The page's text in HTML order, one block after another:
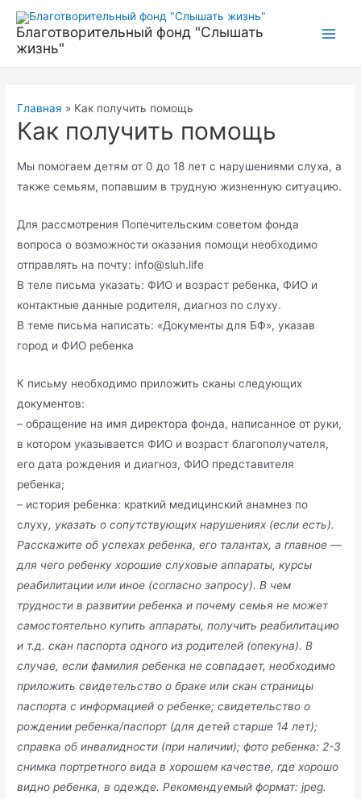
Перейти
содержимому
Благотворительный фонд "Слышать
жизнь"
Главная Как получить помощь
Как получить помощь
Мы помогаем детям от 0 до 18 лет с нарушениями слуха, а
также семьям, попавшим в трудную жизненную ситуацию.
Для рассмотрения Попечительским советом фонда
вопроса о возможности оказания помощи необходимо
отправлять на почту: info@sluh.life
В теле письма указать: ФИО и возраст ребенка, ФИО и
контактные данные родителя, диагноз по слуху.
В теме письма написать: «Документы для БФ», указав
город и ФИО ребенка
К письму необходимо приложить сканы следующих
документов:
– обращение на имя директора фонда, написанное от руки,
в котором указывается ФИО и возраст благополучателя,
его дата рождения и диагноз, ФИО представителя
ребенка;
– история ребенка: краткий медицинский анамнез по
слуху, указать о сопутствующих нарушениях (если есть).
Расскажите об успехах ребенка, его талантах, а главное —
для чего ребенку хорошие слуховые аппараты, курсы
реабилитации или иное (согласно запросу). В чем
трудности в развитии ребенка и почему семья не может
самостоятельно купить аппараты, получить реабилитацию
и т.д. скан паспорта одного из родителей (опекуна). В
случае, если фамилия ребенка не совпадает, необходимо
приложить свидетельство о браке или скан страницы
паспорта с информацией о ребенке; свидетельство о
рождении ребенка/паспорт (для детей старше 14 лет);
справка об инвалидности (при наличии); фото ребенка: 2-3
снимка портретного вида в хорошем качестве, где хорошо
видно ребенка, в одежде. Рекомендуемый формат: jpeg.